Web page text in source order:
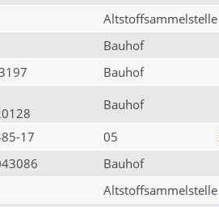
Altstoffsammelstelle
Bauhof
Bauhof
Bauhof
17 05
Bauhof
Altstoffsammelstelle